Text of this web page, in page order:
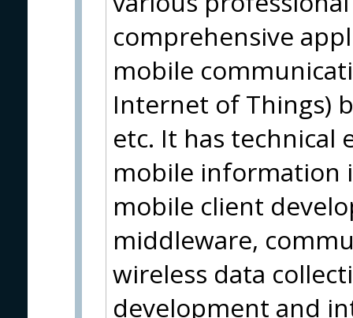
comprehensive
mobile
Internet of Things)
etc. It has technical
mobile information
mobile client
middleware,
wireless data
development and